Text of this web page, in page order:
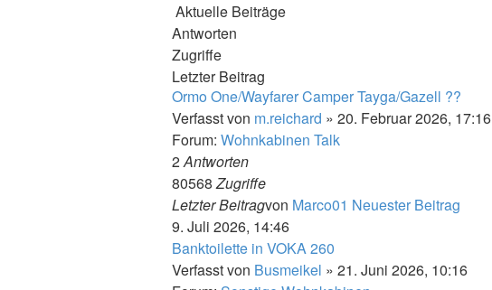
Aktuelle Beiträge
Antworten
Zugriffe
Letzter Beitrag
Ormo One/Wayfarer Camper Tayga/Gazell ??
Verfasst von m.reichard » 20. Februar 2026, 17:16
Forum: Wohnkabinen Talk
2Antworten
80568Zugriffe
Letzter Beitragvon Marco01 Neuester Beitrag
9. Juli 2026, 14:46
Banktoilette in VOKA 260
Verfasst von Busmeikel » 21. Juni 2026, 10:16